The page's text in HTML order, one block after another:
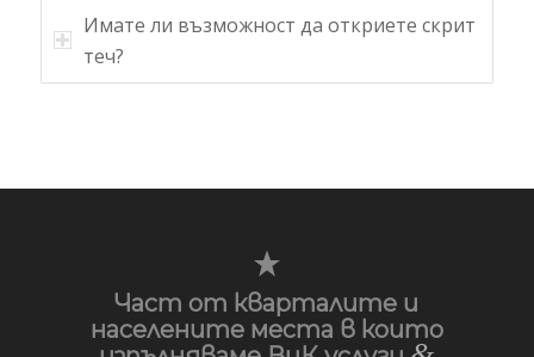
Имате ли възможност да откриете скрит
теч?
Част от кварталите и
населените места в които